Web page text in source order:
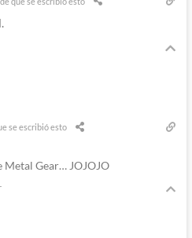
se escribió esto
Metal Gear… JOJOJO